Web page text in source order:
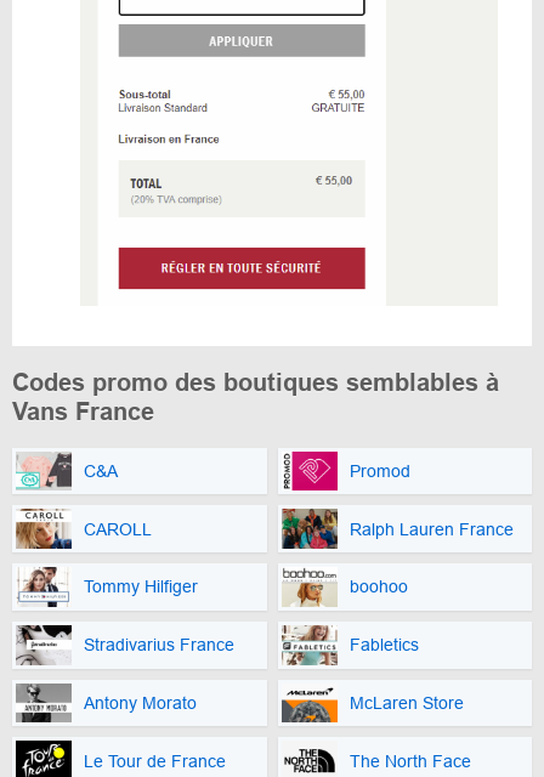
Codes promo des boutiques semblables à
Vans France
C&A Promod
CAROLL Ralph Lauren France
Tommy Hilfiger boohoo
Stradivarius France Fabletics
Antony Morato McLaren Store
Le Tour de France The North Face